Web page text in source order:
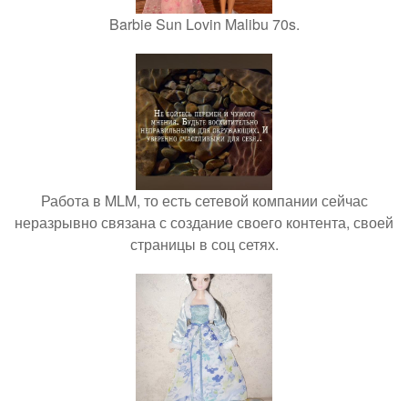
Barbie Sun Lovin Malibu 70s.
Работа в MLM, то есть сетевой компании сейчас
неразрывно связана с создание своего контента, своей
страницы в соц сетях.